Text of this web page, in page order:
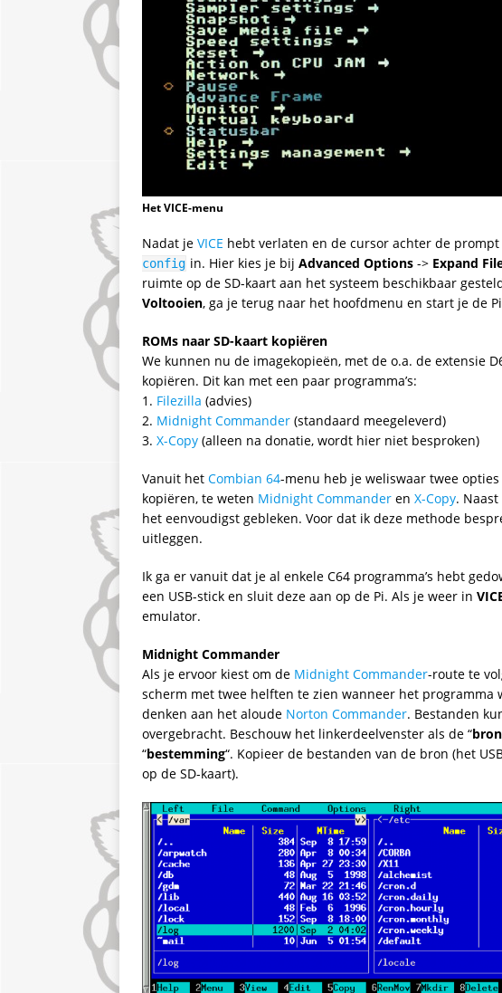
Het VICE-menu
Nadat je VICE hebt verlaten en de cursor achter de
config in. Hier kies je bij Advanced Options -> Expand
ruimte op de SD-kaart aan het systeem beschikbaar
Voltooien, ga je terug naar het hoofdmenu en start je de
ROMs naar SD-kaart kopiëren
We kunnen nu de imagekopieën, met de o.a. de extensie
kopiëren. Dit kan met een paar programma’s:
1. Filezilla (advies)
2. Midnight Commander (standaard meegeleverd)
3. X-Copy (alleen na donatie, wordt hier niet besproken)
Vanuit het Combian 64-menu heb je weliswaar twee
kopiëren, te weten Midnight Commander en X-Copy. Naast
het eenvoudigst gebleken. Voor dat ik deze methode
uitleggen.
Ik ga er vanuit dat je al enkele C64 programma’s hebt
een USB-stick en sluit deze aan op de Pi. Als je weer in
emulator.
Midnight Commander
Als je ervoor kiest om de Midnight Commander-route te
scherm met twee helften te zien wanneer het programma
denken aan het aloude Norton Commander. Bestanden
overgebracht. Beschouw het linkerdeelvenster als de “bron
“bestemming“. Kopieer de bestanden van de bron (het
op de SD-kaart).